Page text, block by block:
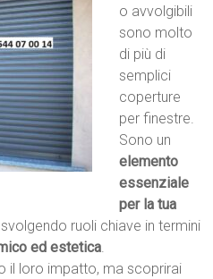
o avvolgibili
sono molto
di più di
semplici
coperture
per finestre.
Sono un
elemento
essenziale
per la tua
svolgendo ruoli chiave in termini
ed estetica.
il loro impatto, ma scoprirai